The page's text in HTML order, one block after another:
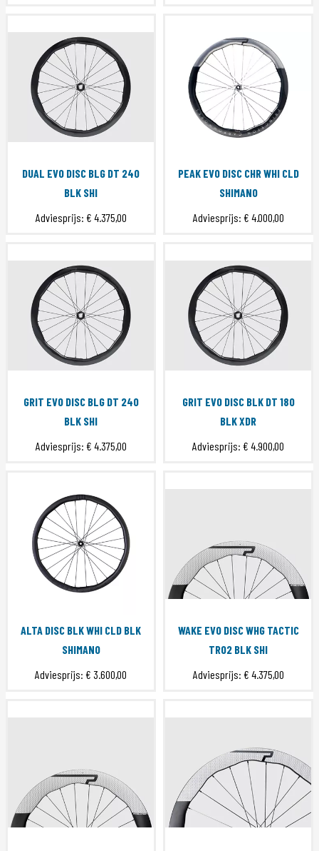
DUAL EVO DISC BLG DT 240
BLK SHI
Adviesprijs: € 4.375,00
PEAK EVO DISC CHR WHI CLD
SHIMANO
Adviesprijs: € 4.000,00
GRIT EVO DISC BLG DT 240
BLK SHI
Adviesprijs: € 4.375,00
GRIT EVO DISC BLK DT 180
BLK XDR
Adviesprijs: € 4.900,00
ALTA DISC BLK WHI CLD BLK
SHIMANO
Adviesprijs: € 3.600,00
WAKE EVO DISC WHG TACTIC
TR02 BLK SHI
Adviesprijs: € 4.375,00